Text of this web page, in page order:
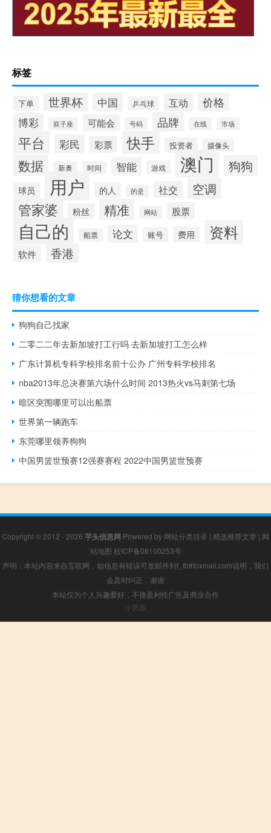
标签
下单 世界杯 中国 乒乓球 互动 价格
博彩 双子座 可能会 号码 品牌 在线 市场
平台 彩民 彩票 快手 投资者 摄像头
数据 新奥 时间 智能 游戏 澳门 狗狗
球员 用户 的人 的是 社交 空调
管家婆 粉丝 精准 网站 股票
自己的 船票 论文 账号 费用 资料
软件 香港
猜你想看的文章
狗狗自己找家
二零二二年去新加坡打工行吗 去新加坡打工怎么样
广东计算机专科学校排名前十公办 广州专科学校排名
nba2013年总决赛第六场什么时间 2013热火vs马刺第七场
暗区突围哪里可以出船票
世界第一辆跑车
东莞哪里领养狗狗
中国男篮世预赛12强赛赛程 2022中国男篮世预赛
Copyright © 2012 - 2026 芋头信息网 Powered by 网站分类目录 | 精选推荐文章 | 网
站地图 桂ICP备08100253号
声明：本站内容来自互联网，如信息有错误可发邮件到f_fb#foxmail.com说明，我们
会及时纠正，谢谢
本站仅为个人兴趣爱好，不接盈利性广告及商业合作
小男孩